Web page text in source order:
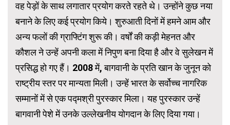
वह पेड़ों के साथ लगातार प्रयोग करते रहते थे। उन्होंने कुछ नया
बनाने के लिए कई प्रयोग किये। शुरुआती दिनों में हमने आम और
अन्य फलों की ग्राफ्टिंग शुरू की। वर्षों की कड़ी मेहनत और
कौशल ने उन्हें अपनी कला में निपुण बना दिया है और वे सुलेखन में
प्रसिद्ध हो गए हैं। 2008 में, बागवानी के प्रति खान के जुनून को
राष्ट्रीय स्तर पर मान्यता मिली। उन्हें भारत के सर्वोच्च नागरिक
सम्मानों में से एक पद्मश्री पुरस्कार मिला। यह पुरस्कार उन्हें
बागवानी पेशे में उनके उल्लेखनीय योगदान के लिए दिया गया।